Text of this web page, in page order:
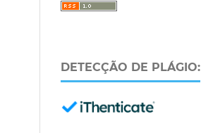
DETECÇÃO DE PLÁGIO: